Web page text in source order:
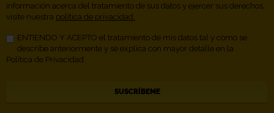
información acerca del tratamiento de sus datos y ejercer sus derechos,
visite nuestra política de privacidad.
ENTIENDO Y ACEPTO el tratamiento de mis datos tal y como se
describe anteriormente y se explica con mayor detalle en la
Política de Privacidad.